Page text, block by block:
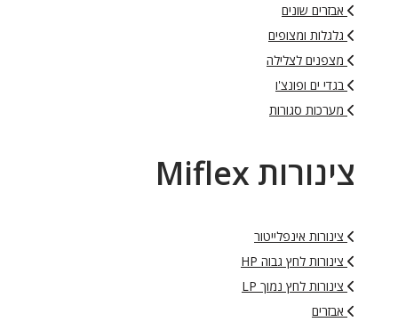
אבזרים שונים
גלגלות ומצופים
מצפנים לצלילה
בגדי ים ופונצ'ו
מערכות סגורות
צינורות Miflex
צינורות אינפלייטור
צינורות לחץ גבוה HP
צינורות לחץ נמוך LP
אבזרים